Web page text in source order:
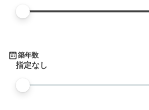
築年数
指定なし